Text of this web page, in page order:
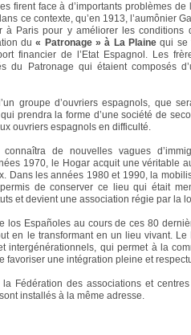
firent face à d’importants problèmes
ce contexte, qu’en 1913, l’aumônier
à Paris pour y améliorer les conditions
du« Patronage » à La Plaine qui se
financier de l’Etat Espagnol. Les
du Patronage qui étaient composés
groupe d’ouvriers espagnols, que
qui prendra la forme d’une société de
ouvriers espagnols en difficulté.
de nouvelles vagues
1970, le Hogar acquit une véritable
Dans les années 1980 et 1990, la
permis de conserver ce lieu qui était
et devient une association régie par la
los Españoles au cours de ces 80
en le transformant en un lieu vivant.
intergénérationnels, qui permet à la
favoriser une intégration pleine et
la Fédération des associations et
installés à la même adresse.